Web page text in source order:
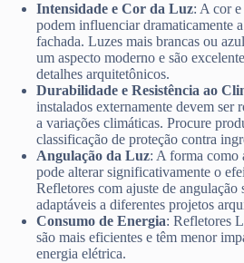
Intensidade e Cor da Luz: A cor
podem influenciar dramaticamente
fachada. Luzes mais brancas ou
um aspecto moderno e são
detalhes arquitetônicos.
Durabilidade e Resistência ao
instalados externamente devem ser
a variações climáticas. Procure
classificação de proteção contra
Angulação da Luz: A forma como
pode alterar significativamente o
Refletores com ajuste de angulação
adaptáveis a diferentes projetos
Consumo de Energia: Refletores
são mais eficientes e têm menor
energia elétrica.